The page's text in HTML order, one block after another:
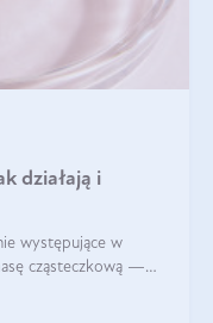
działają i
występujące w
cząsteczkową —